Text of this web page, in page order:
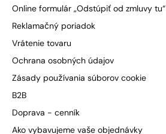
Online formulár „Odstúpiť od zmluvy tu“
Reklamačný poriadok
Vrátenie tovaru
Ochrana osobných údajov
Zásady používania súborov cookie
B2B
Doprava - cenník
Ako vybavujeme vaše objednávky